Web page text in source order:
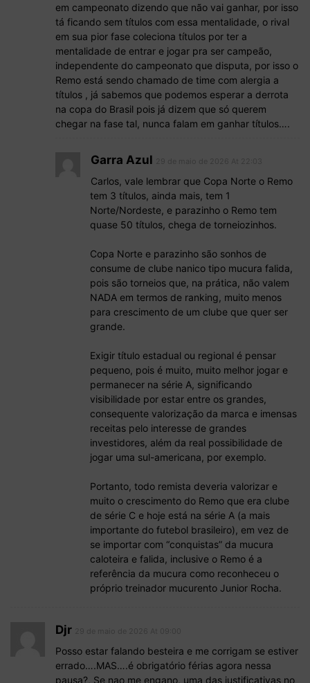
em campeonato dizendo que não vai ganhar, por isso
tá ficando sem títulos com essa mentalidade, o rival
em sua pior fase coleciona títulos por ter a
mentalidade de entrar e jogar pra ser campeão,
independente do campeonato que disputa, por isso o
Remo está sendo chamado de time com alergia a
títulos , já sabemos que podemos esperar a derrota
na copa do Brasil pois já dizem que só querem
chegar na fase tal, nunca falam em ganhar títulos….
Garra Azul
Carlos, vale lembrar que Copa Norte o Remo
tem 3 títulos, ainda mais, tem 1
Norte/Nordeste, e parazinho o Remo tem
quase 50 títulos, chega de torneiozinhos.
Copa Norte e parazinho são sonhos de
consume de clube nanico tipo mucura falida,
pois são torneios que, na prática, não valem
NADA em termos de ranking, muito menos
para crescimento de um clube que quer ser
grande.
Exigir título estadual ou regional é pensar
pequeno, pois é muito, muito melhor jogar e
permanecer na série A, significando
visibilidade por estar entre os grandes,
consequente valorização da marca e imensas
receitas pelo interesse de grandes
investidores, além da real possibilidade de
jogar uma sul-americana, por exemplo.
Portanto, todo remista deveria valorizar e
muito o crescimento do Remo que era clube
de série C e hoje está na série A (a mais
importante do futebol brasileiro), em vez de
se importar com “conquistas” da mucura
caloteira e falida, inclusive o Remo é a
referência da mucura como reconheceu o
próprio treinador mucurento Junior Rocha.
Djr
Posso estar falando besteira e me corrigam se estiver
errado….MAS….é obrigatório férias agora nessa
pausa?, Se nao me engano, uma das justificativas no